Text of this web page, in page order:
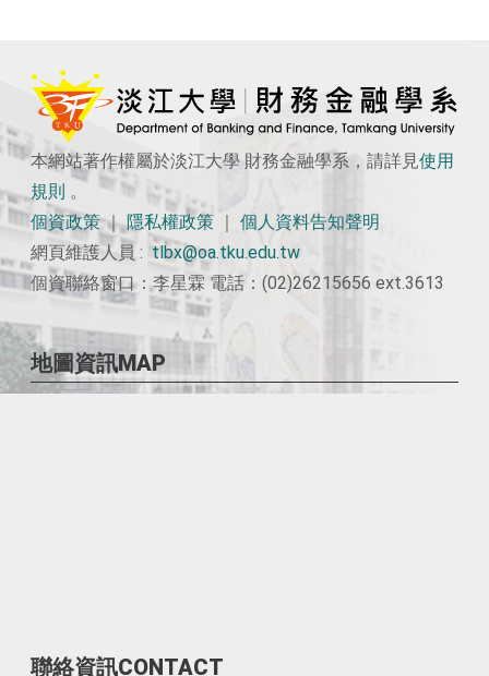
本網站著作權屬於淡江大學 財務金融學系，請詳見使用
規則 。
個資政策｜隱私權政策 ｜ 個人資料告知聲明
網頁維護人員 : tlbx@oa.tku.edu.tw
個資聯絡窗口：李星霖 電話：(02)26215656 ext.3613
地圖資訊MAP
聯絡資訊CONTACT